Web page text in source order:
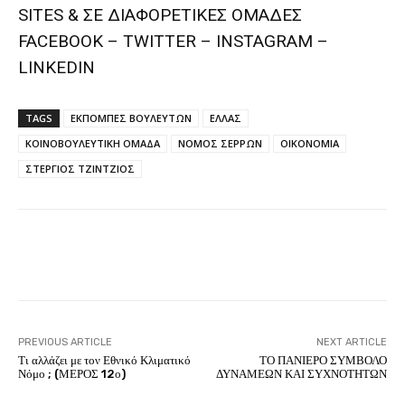
SITES & ΣΕ ΔΙΑΦΟΡΕTIKEΣ ΟΜΑΔΕΣ
FACEBOOK – TWITTER – INSTAGRAM –
LINKEDIN
TAGS ΕΚΠΟΜΠΕΣ ΒΟΥΛΕΥΤΩΝ
ΕΛΛΑΣ
ΚΟΙΝΟΒΟΥΛΕΥΤΙΚΗ ΟΜΑΔΑ
ΝΟΜΟΣ ΣΕΡΡΩΝ
ΟΙΚΟΝΟΜΙΑ
ΣΤΕΡΓΙΟΣ ΤΖΙΝΤΖΙΟΣ
PREVIOUS ARTICLE
Τι αλλάζει με τον Εθνικό Κλιματικό
Νόμο ; (ΜΕΡΟΣ 12ο)
NEXT ARTICLE
ΤΟ ΠΑΝΙΕΡΟ ΣΥΜΒΟΛΟ
ΔΥΝΑΜΕΩΝ ΚΑΙ ΣΥΧΝΟΤΗΤΩΝ